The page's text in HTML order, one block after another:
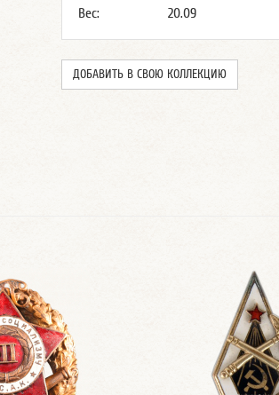
Вес: 20.09
ДОБАВИТЬ В СВОЮ КОЛЛЕКЦИЮ